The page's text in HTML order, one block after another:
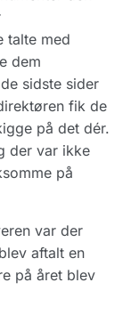
talte med
dem
sidste sider
fik de
på det dér.
der var ikke
på
var der
aftalt en
på året blev